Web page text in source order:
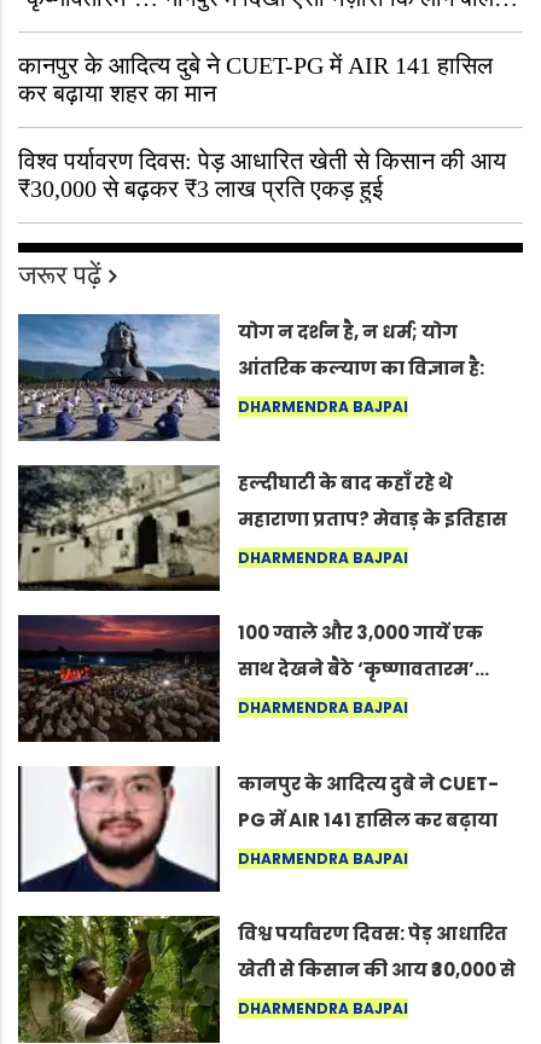
“ऐसा तो सिर्फ़ कृष्ण ही कर सकते हैं”
कानपुर के आदित्य दुबे ने CUET-PG में AIR 141 हासिल
कर बढ़ाया शहर का मान
विश्व पर्यावरण दिवस: पेड़ आधारित खेती से किसान की आय
₹30,000 से बढ़कर ₹3 लाख प्रति एकड़ हुई
जरूर पढ़ें
योग न दर्शन है, न धर्म; योग
आंतरिक कल्याण का विज्ञान है:
अंतरराष्ट्रीय योग दिवस 2026 पर
DHARMENDRA BAJPAI
हल्दीघाटी के बाद कहाँ रहे थे
महाराणा प्रताप? मेवाड़ के इतिहास
का वह अनकहा अध्याय जो आज भी
DHARMENDRA BAJPAI
100 ग्वाले और 3,000 गायें एक
साथ देखने बैठे ‘कृष्णावतारम’…
नागपुर में दिखा ऐसा नज़ारा कि
कर सकते हैं”
DHARMENDRA BAJPAI
कानपुर के आदित्य दुबे ने CUET-
PG में AIR 141 हासिल कर बढ़ाया
शहर का मान
DHARMENDRA BAJPAI
विश्व पर्यावरण दिवस: पेड़ आधारित
खेती से किसान की आय ₹30,000 से
बढ़कर ₹3 लाख प्रति एकड़ हुई
DHARMENDRA BAJPAI